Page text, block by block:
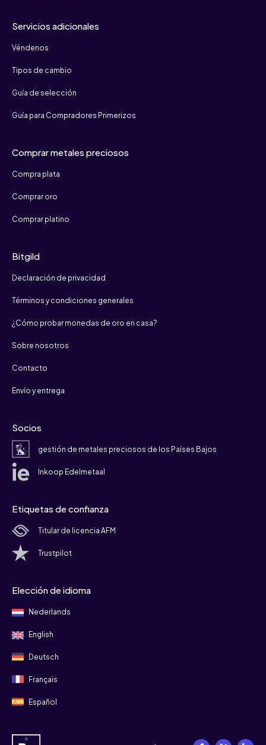
Servicios adicionales
Véndenos
Tipos de cambio
Guía de selección
Guía para Compradores Primerizos
Comprar metales preciosos
Compra plata
Comprar oro
Comprar platino
Bitgild
Declaración de privacidad
Términos y condiciones generales
¿Cómo probar monedas de oro en casa?
Sobre nosotros
Contacto
Envío y entrega
Socios
gestión de metales preciosos de los Países Bajos
Inkoop Edelmetaal
Etiquetas de confianza
Titular de licencia AFM
Trustpilot
Elección de idioma
Nederlands
English
Deutsch
Français
Español